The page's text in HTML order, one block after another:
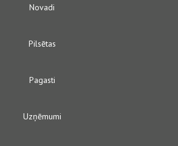
Novadi
Pilsētas
Pagasti
Uzņēmumi